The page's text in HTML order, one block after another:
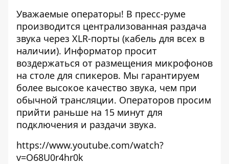
Уважаемые операторы! В пресс-руме
производится централизованная раздача
звука через XLR-порты (кабель для всех в
наличии). Информатор просит
воздержаться от размещения микрофонов
на столе для спикеров. Мы гарантируем
более высокое качество звука, чем при
обычной трансляции. Операторов просим
прийти раньше на 15 минут для
подключения и раздачи звука.
https://www.youtube.com/watch?
v=O68U0r4hr0k